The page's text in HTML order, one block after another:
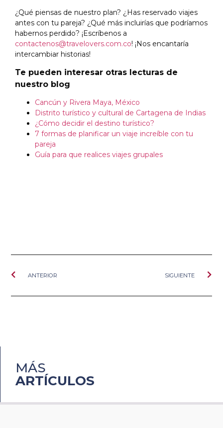
¿Qué piensas de nuestro plan? ¿Has reservado viajes
antes con tu pareja? ¿Qué más incluirías que podríamos
habernos perdido? ¡Escríbenos a
contactenos@travelovers.com.co! ¡Nos encantaría
intercambiar historias!
Te pueden interesar otras lecturas de
nuestro blog
Cancún y Rivera Maya, México
Distrito turístico y cultural de Cartagena de Indias
¿Cómo decidir el destino turístico?
7 formas de planificar un viaje increíble con tu
pareja
Guía para que realices viajes grupales
ANTERIOR SIGUIENTE
MÁS
ARTÍCULOS